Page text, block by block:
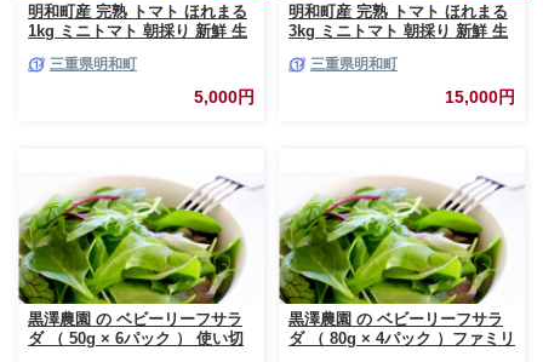
明和町産 完熟 トマト ほれまる
1kg ミニトマト 朝採り 新鮮 生
三重県明和町
5,000円
明和町産 完熟 トマト ほれまる
3kg ミニトマト 朝採り 新鮮 生
三重県明和町
15,000円
黒澤農園 の ベビーリーフサラ
ダ （ 50g × 6パック ） 使い切
黒澤農園 の ベビーリーフサラ
ダ （ 80g × 4パック ）ファミリ